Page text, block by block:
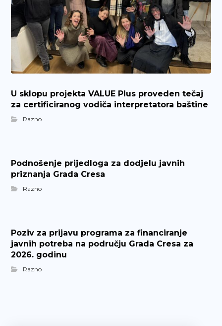
U sklopu projekta VALUE Plus proveden tečaj
za certificiranog vodiča interpretatora baštine
Razno
Podnošenje prijedloga za dodjelu javnih
priznanja Grada Cresa
Razno
Poziv za prijavu programa za financiranje
javnih potreba na području Grada Cresa za
2026. godinu
Razno